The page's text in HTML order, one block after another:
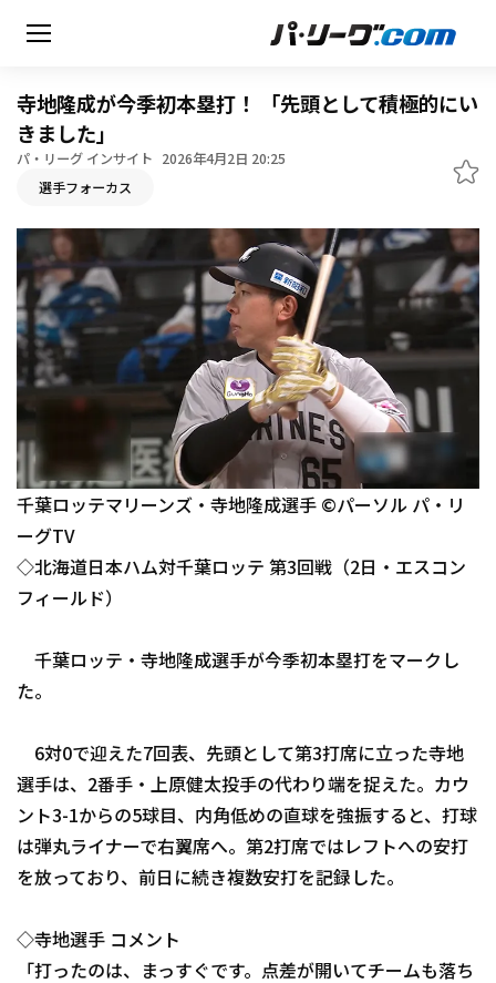
HOME
動画
日程・結果
順位表･成績
1軍公式戦
ファーム東地区
ファーム中地区
ファーム西地区
選手名鑑
選手名鑑トップ
北海道日本ハムファイターズ
東北楽天ゴールデンイーグルス
埼玉西武ライオンズ
オリックス・バファローズ
福岡ソフトバンクホークス
ニュース
寺地隆成が今季初本塁打！ 「先頭として積極的にい
きました」
パ・リーグ インサイト 2026年4月2日 20:25
選手フォーカス
千葉ロッテマリーンズ・寺地隆成選手 ©パーソル パ・リ
ーグTV
◇北海道日本ハム対千葉ロッテ 第3回戦（2日・エスコン
フィールド）
千葉ロッテ・寺地隆成選手が今季初本塁打をマークし
た。
6対0で迎えた7回表、先頭として第3打席に立った寺地
選手は、2番手・上原健太投手の代わり端を捉えた。カウ
ント3-1からの5球目、内角低めの直球を強振すると、打球
は弾丸ライナーで右翼席へ。第2打席ではレフトへの安打
を放っており、前日に続き複数安打を記録した。
◇寺地選手 コメント
「打ったのは、まっすぐです。点差が開いてチームも落ち